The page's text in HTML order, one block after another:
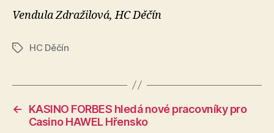
Vendula Zdražilová, HC Děčín
ŠtítkyHC Děčín
←
KASINO FORBES hledá nové pracovníky pro
Casino HAWEL Hřensko